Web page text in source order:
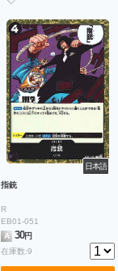
日本語
指銃
R
EB01-051
A 30円
在庫数:9